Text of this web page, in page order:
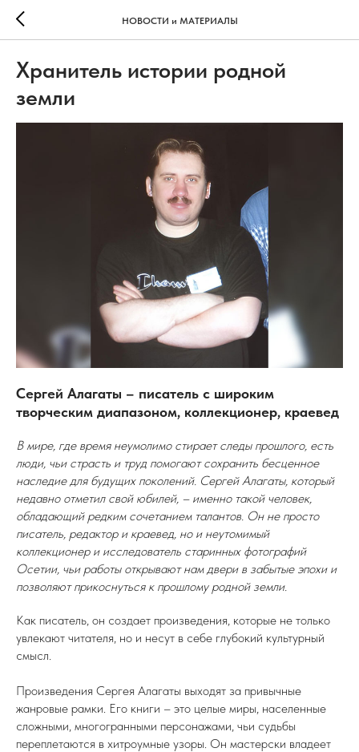
НОВОСТИ и МАТЕРИАЛЫ
Хранитель истории родной
земли
Сергей Алагаты – писатель с широким
творческим диапазоном, коллекционер, краевед
В мире, где время неумолимо стирает следы прошлого, есть
люди, чьи страсть и труд помогают сохранить бесценное
наследие для будущих поколений. Сергей Алагаты, который
недавно отметил свой юбилей, – именно такой человек,
обладающий редким сочетанием талантов. Он не просто
писатель, редактор и краевед, но и неутомимый
коллекционер и исследователь старинных фотографий
Осетии, чьи работы открывают нам двери в забытые эпохи и
позволяют прикоснуться к прошлому родной земли.
Как писатель, он создает произведения, которые не только
увлекают читателя, но и несут в себе глубокий культурный
смысл.
Произведения Сергея Алагаты выходят за привычные
жанровые рамки. Его книги – это целые миры, населенные
сложными, многогранными персонажами, чьи судьбы
переплетаются в хитроумные узоры. Он мастерски владеет